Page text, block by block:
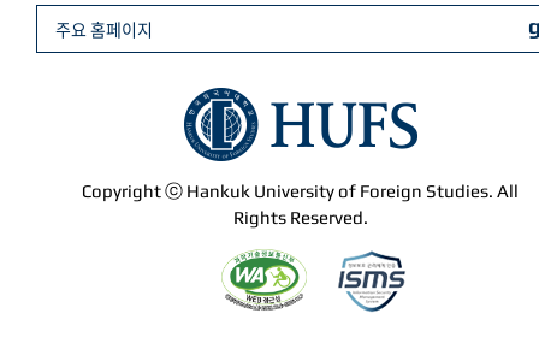
Copyright ⓒ Hankuk University of Foreign Studies. All
Rights Reserved.
주요 홈페이지